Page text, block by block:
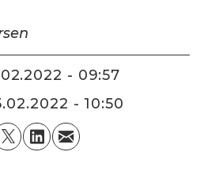
- 09:57
- 10:50